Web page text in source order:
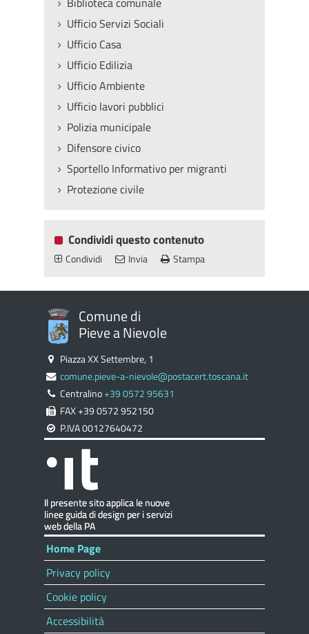
Ufficio Servizi Sociali
Ufficio Casa
Ufficio Edilizia
Ufficio Ambiente
Ufficio lavori pubblici
Polizia municipale
Difensore civico
Sportello Informativo per migranti
Protezione civile
Condividi questo contenuto
Condividi Invia Stampa
Comune di
Pieve a Nievole
Piazza XX Settembre, 1
comune.pieve-a-nievole@postacert.toscana.it
Centralino+39 0572 95631
FAX +39 0572 952150
P.IVA 00127640472
Home Page
Privacy policy
Cookie policy
Accessibilità